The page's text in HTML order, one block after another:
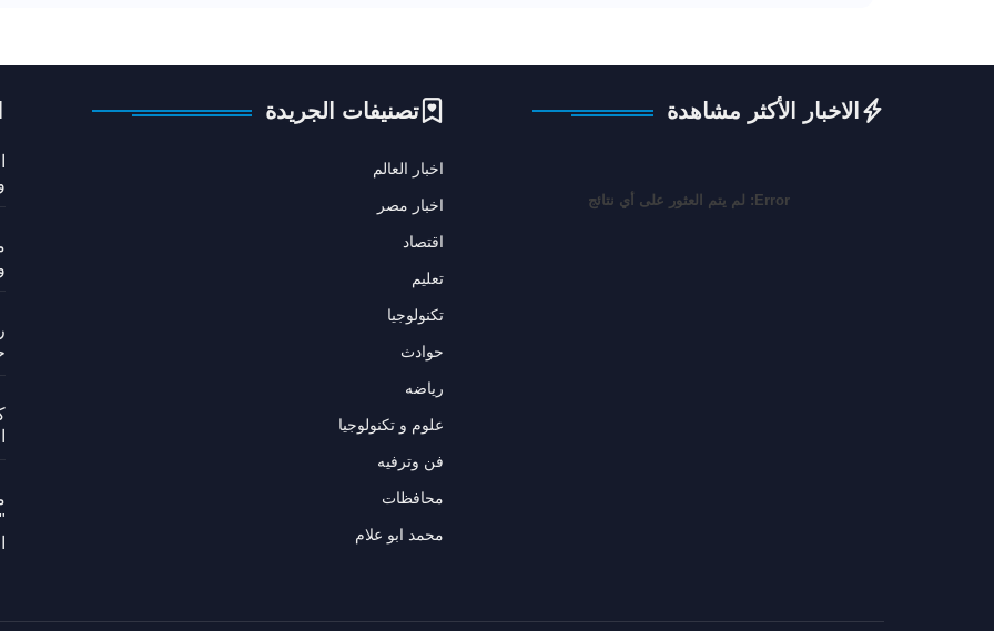
الاخبار الأكثر مشاهدة
Error: لم يتم العثور على أي نتائج
تصنيفات الجريدة
اخبار العالم
اخبار مصر
اقتصاد
تعليم
تكنولوجيا
حوادث
رياضه
علوم و تكنولوجيا
فن وترفيه
محافظات
محمد ابو علام